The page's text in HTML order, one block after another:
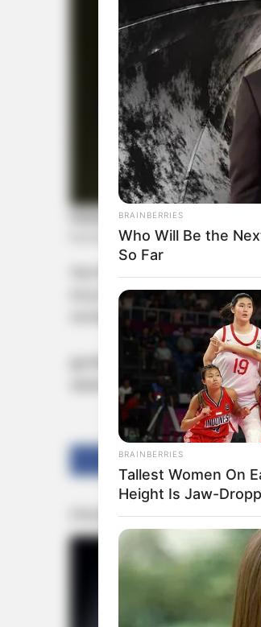
മാറ്റാൻ കഴിയുമെന്നും
താരങ്ങളുടെ പ്രകടനം
ഇന്ത്യൻ ടീം കപ്പ്
അഭിപ്രായപ്പെട്ടിരുന്നു.
Share
BRAINBERRIES
Who Will Be the
So Far
BRAINBERRIES
Tallest Women On
Height Is Jaw-